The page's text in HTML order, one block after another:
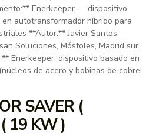
Enerkeeper — dispositivo
autotransformador híbrido para
**Autor:** Javier Santos,
Soluciones, Móstoles, Madrid sur.
Enerkeeper: dispositivo basado en
de acero y bobinas de cobre,
SAVER (
19 KW )